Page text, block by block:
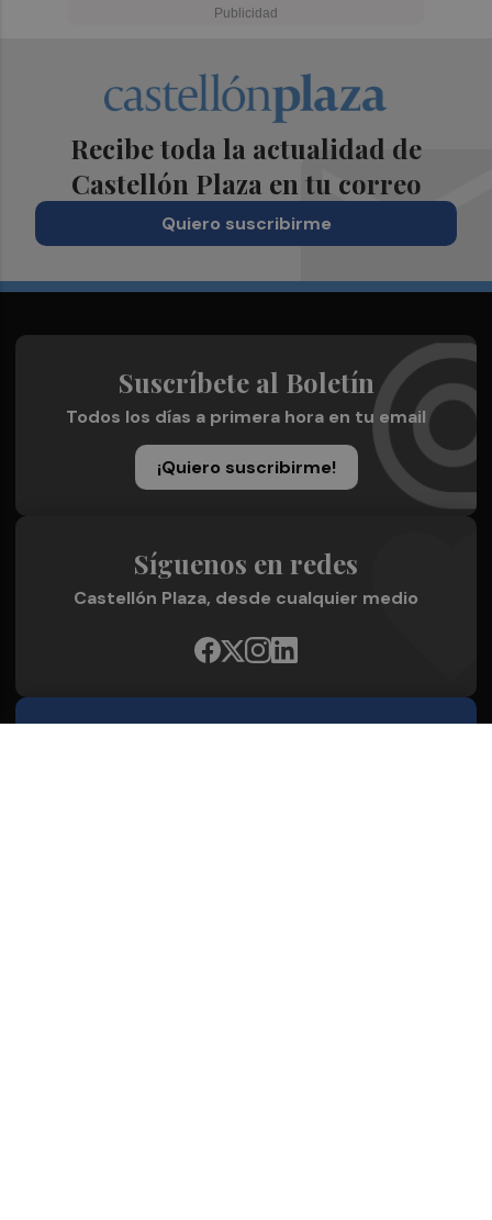
Recibe toda la actualidad de
Castellón Plaza en tu correo
Quiero suscribirme
Suscríbete al Boletín
Todos los días a primera hora en tu email
¡Quiero suscribirme!
Síguenos en redes
Castellón Plaza, desde cualquier medio